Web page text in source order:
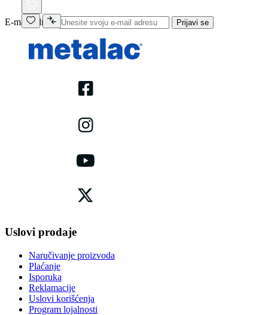
E-mail adresa Prijavi se
Uslovi prodaje
Naručivanje proizvoda
Plaćanje
Isporuka
Reklamacije
Uslovi korišćenja
Program lojalnosti